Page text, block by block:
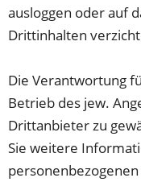
ausloggen oder auf
Drittinhalten
Die Verantwortung
Betrieb des jew.
Drittanbieter zu
Sie weitere